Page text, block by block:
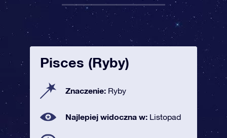
Pisces (Ryby)
Znaczenie: Ryby
Najlepiej widoczna w: Listopad